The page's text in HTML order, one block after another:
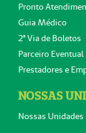
Pronto
Guia Médico
2ª Via de Boletos
Parceiro Eventual
Prestadores e
NOSSAS
Nossas Unidades